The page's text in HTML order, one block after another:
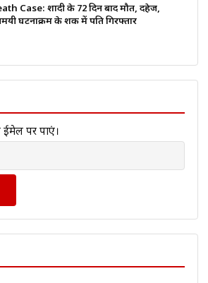
Case: शादी के 72 दिन बाद मौत, दहेज,
घटनाक्रम के शक में पति गिरफ्तार
पर पाएं।